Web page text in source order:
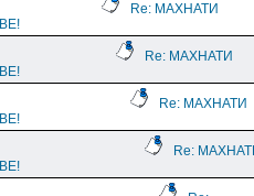
Re: МАХНАТИ
Re: МАХНАТИ
Re: МАХНАТИ
Re: